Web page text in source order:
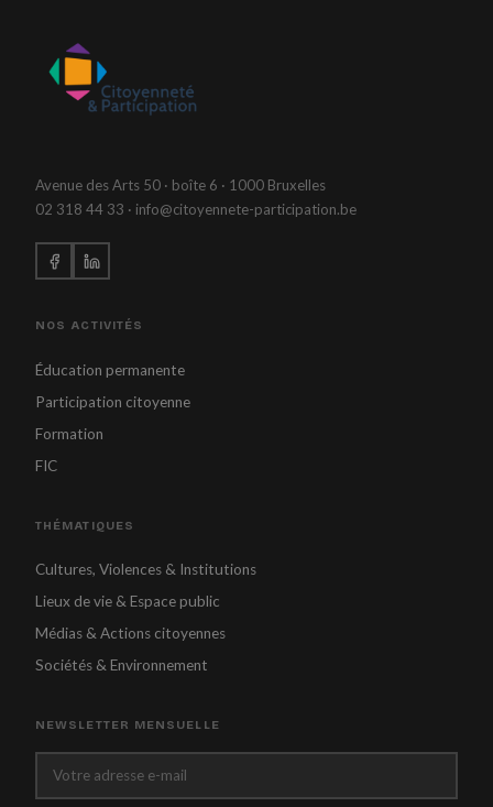
Avenue des Arts 50 · boîte 6 · 1000 Bruxelles
02 318 44 33 · info@citoyennete-participation.be
NOS ACTIVITÉS
Éducation permanente
Participation citoyenne
Formation
FIC
THÉMATIQUES
Cultures, Violences & Institutions
Lieux de vie & Espace public
Médias & Actions citoyennes
Sociétés & Environnement
NEWSLETTER MENSUELLE